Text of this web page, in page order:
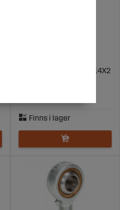
Ledarm Innergänga M14X2